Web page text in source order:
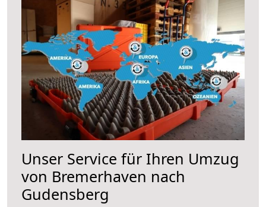
Unser Service für Ihren Umzug
von Bremerhaven nach
Gudensberg